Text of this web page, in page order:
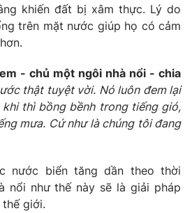
hình Việt Nam
VTV
in và báo điện tử số 483/GP-BTTTT
Thủy
Thị Mỹ Hạnh, Phạm Quốc Thắng,
931 - 024.38 355 932
khiến đất bị xâm thực. Lý do
trên mặt nước giúp họ có cảm
- chủ một ngôi nhà nổi - chia
thật tuyệt vời. Nó luôn đem lại
khi thì bồng bềnh trong tiếng gió,
mưa. Cứ như là chúng tôi đang
nước biển tăng dần theo thời
nổi như thế này sẽ là giải pháp
giới.